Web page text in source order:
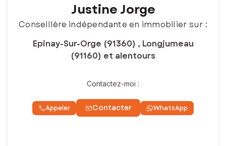
Justine Jorge
Conseillère indépendante en immobilier sur :
Epinay-Sur-Orge (91360) , Longjumeau
(91160) et alentours
Contactez-moi :
Appeler Contacter WhatsApp